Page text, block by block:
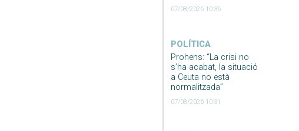
07/08/2026 10:36
POLÍTICA
Prohens: “La crisi no
s’ha acabat, la situació
a Ceuta no està
normalitzada”
07/08/2026 10:31